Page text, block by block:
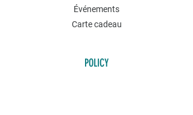
Événements
Carte cadeau
POLICY